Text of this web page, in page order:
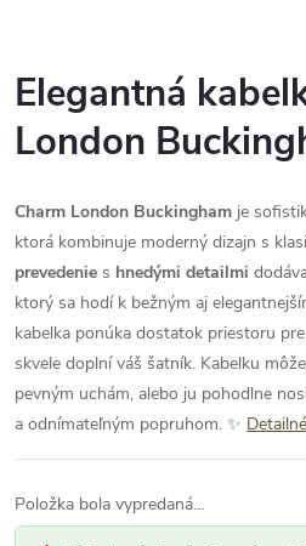
Elegantná
London
Charm London Buckingham je
ktorá kombinuje moderný dizajn s
prevedenie s hnedými detailmi
ktorý sa hodí k bežným aj
kabelka ponúka dostatok priestoru
skvele doplní váš šatník. Kabelku
pevným uchám, alebo ju pohodlne
a odnímateľným popruhom. ✨
Položka bola vypredaná…